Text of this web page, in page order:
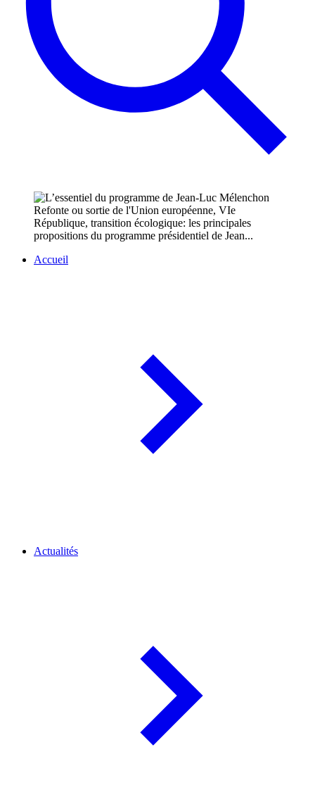
Refonte ou sortie de l'Union européenne, VIe
République, transition écologique: les principales
propositions du programme présidentiel de Jean...
Accueil
Actualités